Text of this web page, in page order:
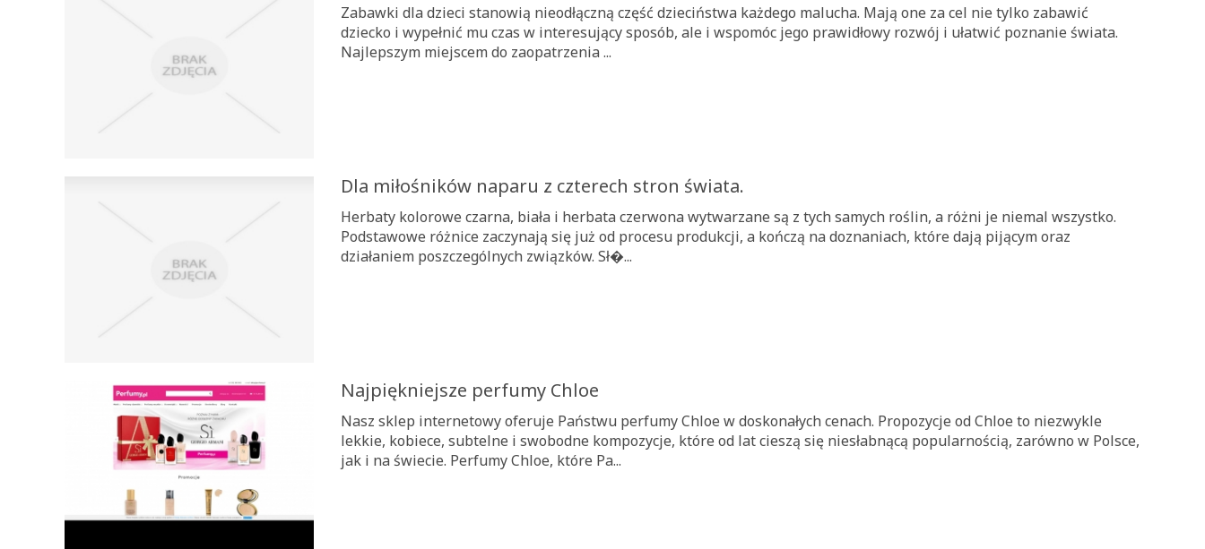
Zabawki dla dzieci stanowią nieodłączną część dzieciństwa każdego malucha. Mają one za cel nie tylko zabawić
dziecko i wypełnić mu czas w interesujący sposób, ale i wspomóc jego prawidłowy rozwój i ułatwić poznanie świata.
Najlepszym miejscem do zaopatrzenia ...
Dla miłośników naparu z czterech stron świata.
Herbaty kolorowe czarna, biała i herbata czerwona wytwarzane są z tych samych roślin, a różni je niemal wszystko.
Podstawowe różnice zaczynają się już od procesu produkcji, a kończą na doznaniach, które dają pijącym oraz
działaniem poszczególnych związków. Sł�...
Najpiękniejsze perfumy Chloe
Nasz sklep internetowy oferuje Państwu perfumy Chloe w doskonałych cenach. Propozycje od Chloe to niezwykle
lekkie, kobiece, subtelne i swobodne kompozycje, które od lat cieszą się niesłabnącą popularnością, zarówno w Polsce,
jak i na świecie. Perfumy Chloe, które Pa...